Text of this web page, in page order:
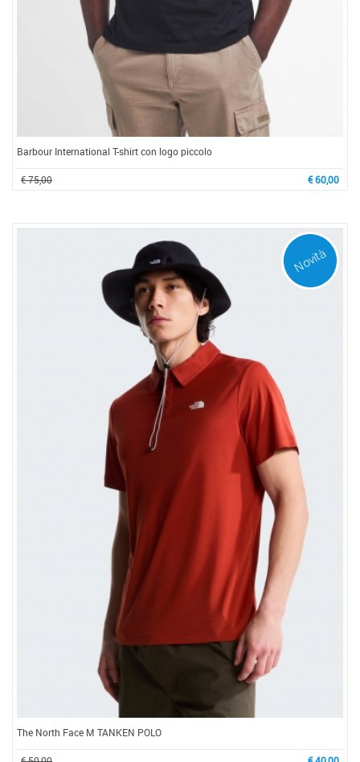
Barbour International T-shirt con logo piccolo
€ 75,00 € 60,00
Novità
The North Face M TANKEN POLO